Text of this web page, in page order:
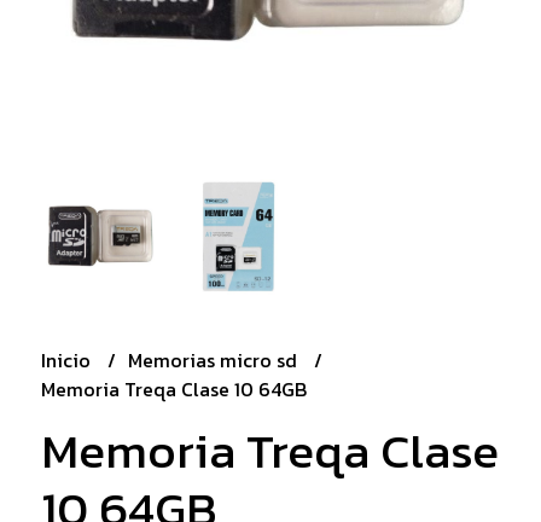
Inicio
Memorias micro sd
Memoria Treqa Clase 10 64GB
Memoria Treqa Clase